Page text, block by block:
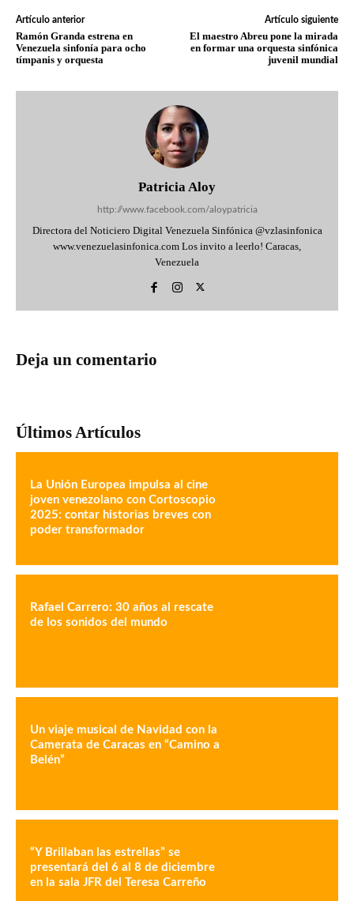
Artículo anterior
Ramón Granda estrena en
Venezuela sinfonía para ocho
tímpanis y orquesta
Artículo siguiente
El maestro Abreu pone la mirada
en formar una orquesta sinfónica
juvenil mundial
Patricia Aloy
http://www.facebook.com/aloypatricia
Directora del Noticiero Digital Venezuela Sinfónica @vzlasinfonica
www.venezuelasinfonica.com Los invito a leerlo! Caracas,
Venezuela
Deja un comentario
Últimos Artículos
La Unión Europea impulsa al cine
joven venezolano con Cortoscopio
2025: contar historias breves con
poder transformador
Rafael Carrero: 30 años al rescate
de los sonidos del mundo
Un viaje musical de Navidad con la
Camerata de Caracas en “Camino a
Belén”
“Y Brillaban las estrellas” se
presentará del 6 al 8 de diciembre
en la sala JFR del Teresa Carreño